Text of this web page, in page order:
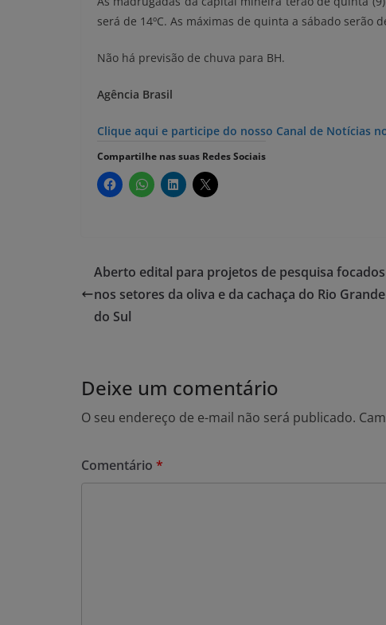
será de 14ºC. As máximas de quinta a sábado serão
Não há previsão de chuva para BH.
Agência Brasil
Clique aqui e participe do nosso Canal de Notícias
Compartilhe nas suas Redes Sociais
Aberto edital para projetos de pesquisa focados
nos setores da oliva e da cachaça do Rio Grande
do Sul
Deixe um comentário
O seu endereço de e-mail não será publicado.
Comentário *